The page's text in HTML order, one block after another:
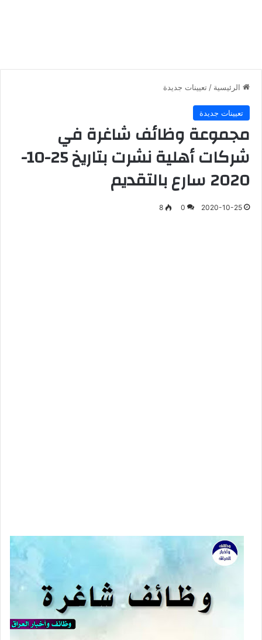
الرئيسية / تعيينات جديدة
تعيينات جديدة
مجموعة وظائف شاغرة في
شركات أهلية نشرت بتاريخ 25-10-
2020 سارع بالتقديم
2020-10-25
0
8